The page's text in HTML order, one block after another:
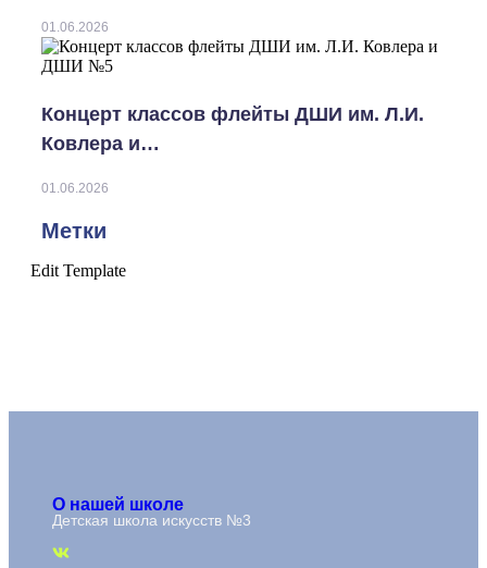
01.06.2026
Концерт классов флейты ДШИ им. Л.И.
Ковлера и…
01.06.2026
Метки
Edit Template
О нашей школе
Детская школа искусств №3